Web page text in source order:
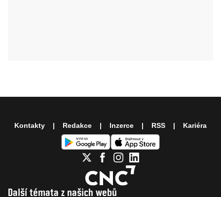
Další témata z našich webů
Kontakty Redakce Inzerce RSS Kariéra